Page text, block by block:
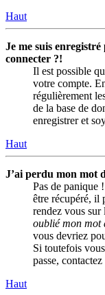
Haut
Je me suis
connecter ?!
Il est possible
votre compte.
régulièrement
de la base de
enregistrer et
Haut
J’ai perdu mon mot
Pas de panique
être récupéré, il
rendez vous
oublié mon mot
vous devriez
Si toutefois
passe,
Haut